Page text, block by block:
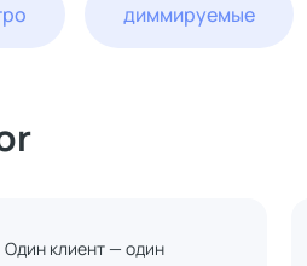
диммируемые
Один клиент — один